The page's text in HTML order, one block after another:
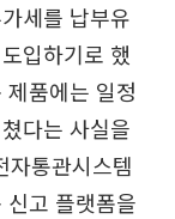
세를 납부유
입하기로 했
품에는 일정
다는 사실을
자통관시스템
고 플랫폼을